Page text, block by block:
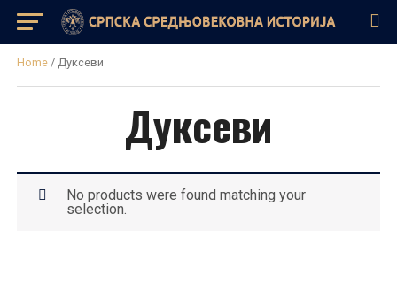
Home/ Дуксеви
Дуксеви
No products were found matching your
selection.